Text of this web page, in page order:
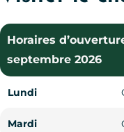
Horaires
septembre 2026
Lundi
Mardi
Horaires
au 15 novembre 2026
Lundi
Mardi
Horaires
2026 au 14 mars
Lundi
Mardi